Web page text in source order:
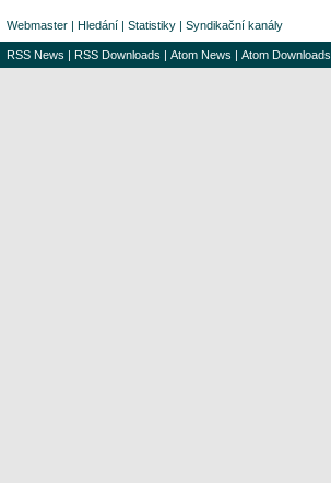
Webmaster | Hledání | Statistiky | Syndikační kanály
RSS News | RSS Downloads | Atom News | Atom Downloads